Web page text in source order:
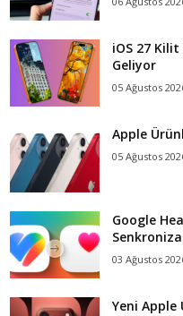
iOS 27
Geliyor
05 Ağustos
Apple
05 Ağustos
Google
03 Ağustos
Yeni Apple